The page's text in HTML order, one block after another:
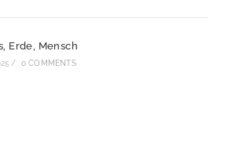
Erde, Mensch
/ 0 COMMENTS